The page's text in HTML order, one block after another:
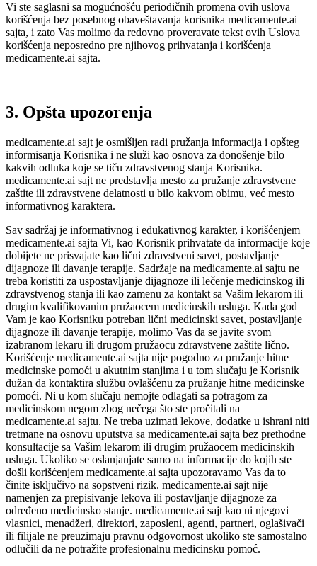
Vi ste saglasni sa mogućnošću periodičnih promena ovih uslova
korišćenja bez posebnog obaveštavanja korisnika medicamente.ai
sajta, i zato Vas molimo da redovno proveravate tekst ovih Uslova
korišćenja neposredno pre njihovog prihvatanja i korišćenja
medicamente.ai sajta.
3. Opšta upozorenja
medicamente.ai sajt je osmišljen radi pružanja informacija i opšteg
informisanja Korisnika i ne služi kao osnova za donošenje bilo
kakvih odluka koje se tiču zdravstvenog stanja Korisnika.
medicamente.ai sajt ne predstavlja mesto za pružanje zdravstvene
zaštite ili zdravstvene delatnosti u bilo kakvom obimu, već mesto
informativnog karaktera.
Sav sadržaj je informativnog i edukativnog karakter, i korišćenjem
medicamente.ai sajta Vi, kao Korisnik prihvatate da informacije koje
dobijete ne prisvajate kao lični zdravstveni savet, postavljanje
dijagnoze ili davanje terapije. Sadržaje na medicamente.ai sajtu ne
treba koristiti za uspostavljanje dijagnoze ili lečenje medicinskog ili
zdravstvenog stanja ili kao zamenu za kontakt sa Vašim lekarom ili
drugim kvalifikovanim pružaocem medicinskih usluga. Kada god
Vam je kao Korisniku potreban lični medicinski savet, postavljanje
dijagnoze ili davanje terapije, molimo Vas da se javite svom
izabranom lekaru ili drugom pružaocu zdravstvene zaštite lično.
Korišćenje medicamente.ai sajta nije pogodno za pružanje hitne
medicinske pomoći u akutnim stanjima i u tom slučaju je Korisnik
dužan da kontaktira službu ovlašćenu za pružanje hitne medicinske
pomoći. Ni u kom slučaju nemojte odlagati sa potragom za
medicinskom negom zbog nečega što ste pročitali na
medicamente.ai sajtu. Ne treba uzimati lekove, dodatke u ishrani niti
tretmane na osnovu uputstva sa medicamente.ai sajta bez prethodne
konsultacije sa Vašim lekarom ili drugim pružaocem medicinskih
usluga. Ukoliko se oslanjanjate samo na informacije do kojih ste
došli korišćenjem medicamente.ai sajta upozoravamo Vas da to
činite isključivo na sopstveni rizik. medicamente.ai sajt nije
namenjen za prepisivanje lekova ili postavljanje dijagnoze za
određeno medicinsko stanje. medicamente.ai sajt kao ni njegovi
vlasnici, menadžeri, direktori, zaposleni, agenti, partneri, oglašivači
ili filijale ne preuzimaju pravnu odgovornost ukoliko ste samostalno
odlučili da ne potražite profesionalnu medicinsku pomoć.